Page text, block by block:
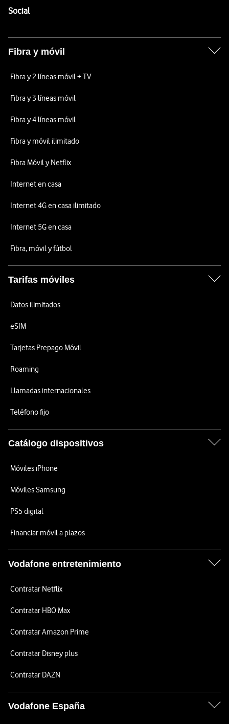
SocialEnlaces a las redes sociales de Vodafone
Fibra y móvil
Fibra y 2 líneas móvil + TV
Fibra y 3 líneas móvil
Fibra y 4 líneas móvil
Fibra y móvil ilimitado
Fibra Móvil y Netflix
Internet en casa
Internet 4G en casa ilimitado
Internet 5G en casa
Fibra, móvil y fútbol
Tarifas móviles
Datos ilimitados
eSIM
Tarjetas Prepago Móvil
Roaming
Llamadas internacionales
Teléfono fijo
Catálogo dispositivos
Móviles iPhone
Móviles Samsung
PS5 digital
Financiar móvil a plazos
Vodafone entretenimiento
Contratar Netflix
Contratar HBO Max
Contratar Amazon Prime
Contratar Disney plus
Contratar DAZN
Vodafone España